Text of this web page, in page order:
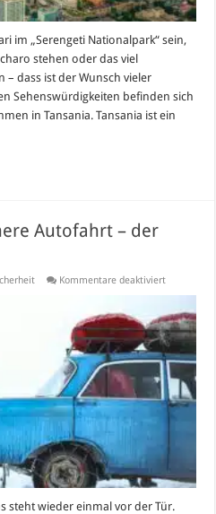
im „Serengeti Nationalpark“ sein,
stehen oder das viel
– dass ist der Wunsch vieler
Sehenswürdigkeiten befinden sich
in Tansania. Tansania ist ein
Autofahrt – der
Kommentare deaktiviertfür
für
eine
sichere
Autofahrt
–
der
Winter-
Check
steht wieder einmal vor der Tür.